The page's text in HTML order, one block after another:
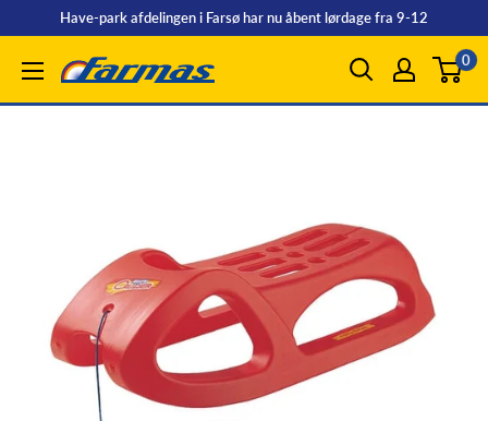
indhold
Have-park afdelingen i Farsø har nu åbent lørdage fra 9-12
Farmas
0